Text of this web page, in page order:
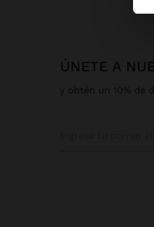
ÚNETE A
y obtén un 10% de